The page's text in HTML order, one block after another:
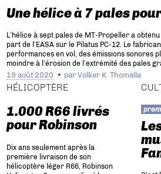
Une hélice à 7 pales
L’hélice à sept pales de MT-Propeller a
part de l’EASA sur le Pilatus PC-12. Le
performances en vol, des émissions sonores
moindre à l’érosion de l’extrémité des pales
19 août 2020 parVolker K. Thomalla
HÉLICOPTÈRE
1.000 R66 livrés
pour Robinson
Dix ans seulement après la
première livraison de son
hélicoptère léger R66, Robinson